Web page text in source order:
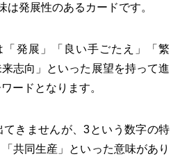
は発展性のあるカードです。
発展」「良い手ごたえ」「繁
志向」といった展望を持って進
ードとなります。
てきませんが、3という数字の特
共同生産」といった意味があり